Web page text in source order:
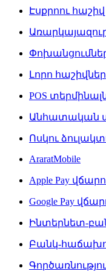
Էսքրոու հաշիվ
Լորո հաշիվներ
POS
Անհատական
Ոսկու
AraratMobile
Apple Pay
Google Pay
Ինտերնետ-
Բանկ-